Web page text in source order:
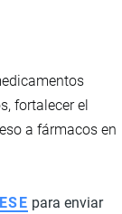
fortalecer el
a fármacos en
para enviar